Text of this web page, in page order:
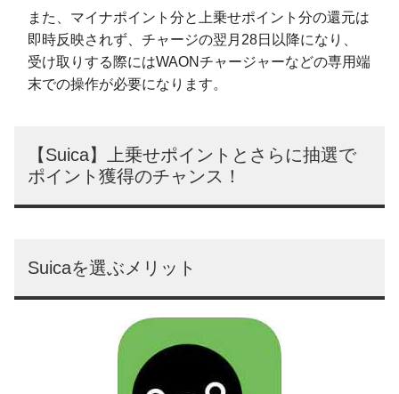
また、マイナポイント分と上乗せポイント分の還元は
即時反映されず、チャージの翌月28日以降になり、
受け取りする際にはWAONチャージャーなどの専用端
末での操作が必要になります。
【Suica】上乗せポイントとさらに抽選で
ポイント獲得のチャンス！
Suicaを選ぶメリット